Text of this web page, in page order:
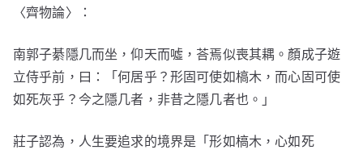
〈齊物論〉：
南郭子綦隱几而坐，仰天而噓，荅焉似喪其耦。顏成子遊
立侍乎前，曰：「何居乎？形固可使如槁木，而心固可使
如死灰乎？今之隱几者，非昔之隱几者也。」
莊子認為，人生要追求的境界是「形如槁木，心如死